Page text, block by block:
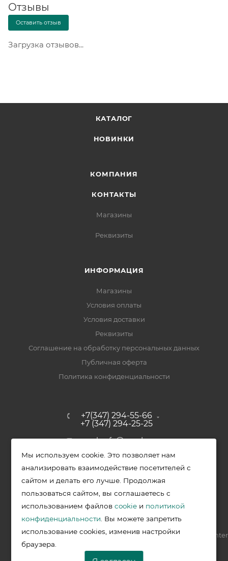
Отзывы
Оставить отзыв
Загрузка отзывов...
КАТАЛОГ
НОВИНКИ
КОМПАНИЯ
КОНТАКТЫ
Магазины
Реквизиты
ИНФОРМАЦИЯ
Магазины
Условия оплаты
Условия доставки
Реквизиты
Соглашение на обработку персональных данных
Публичная оферта
Политика конфиденциальности
+7(347) 294-55-66
+7 (347) 294-25-25
upak-ufa@yandex.ru
Уфимский район, с. Зубово, ул.
Полевая, д. 44/2, к. 2
2026 © Меркурий - упаковочная продукция от ведущих
производителей в Уфе
Разработка —
VIS.center
Мы используем cookie. Это позволяет нам
анализировать взаимодействие посетителей с
сайтом и делать его лучше. Продолжая
пользоваться сайтом, вы соглашаетесь с
использованием файловcookie и политикой
конфиденциальности . Вы можете запретить
использование cookies, изменив настройки
браузера.